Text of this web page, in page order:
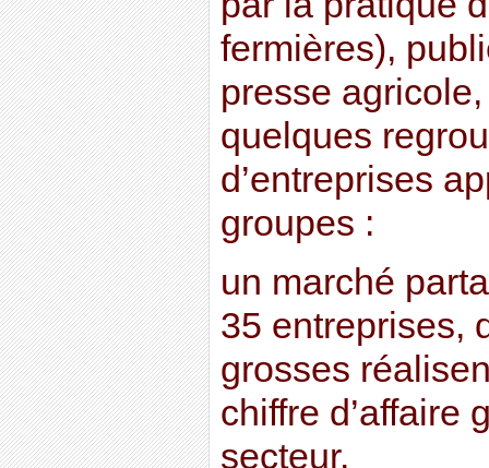
fermières),
presse
quelques
d’entreprises
groupes :
un marché
35 entreprises,
grosses
chiffre d’affaire
secteur.